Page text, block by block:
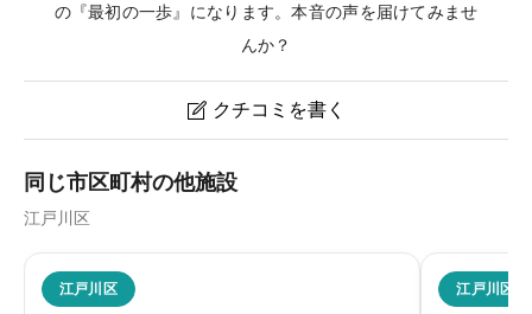
の『最初の一歩』になります。本音の声を届けてみませ
んか？
 クチコミを書く
ニックネーム
同じ市区町村の他施設
江戸川区
江戸川区 江戸川区